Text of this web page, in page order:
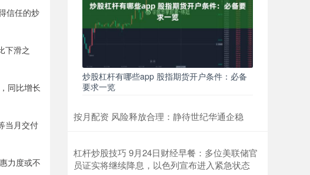
信任的炒
下滑之
同比增长
当月交付
力度或不
炒股杠杆有哪些app 股指期货开户条件：必备
要求一览
按月配资 风险释放合理：静待世纪华通企稳
杠杆炒股技巧 9月24日财经早餐：多位美联储官
员证实将继续降息，以色列宣布进入紧急状态